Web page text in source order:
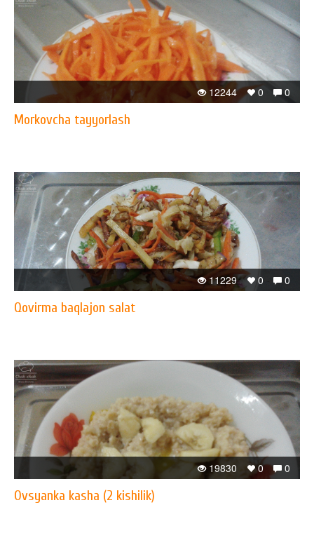
0
0
12244
Morkovcha tayyorlash
0
0
11229
Qovirma baqlajon salat
0
0
19830
Ovsyanka kasha (2 kishilik)